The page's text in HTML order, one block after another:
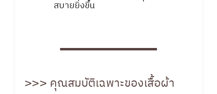
สบายยิ่งขึ้น
>>> คุณสมบัติเฉพาะของเสื้อผ้า